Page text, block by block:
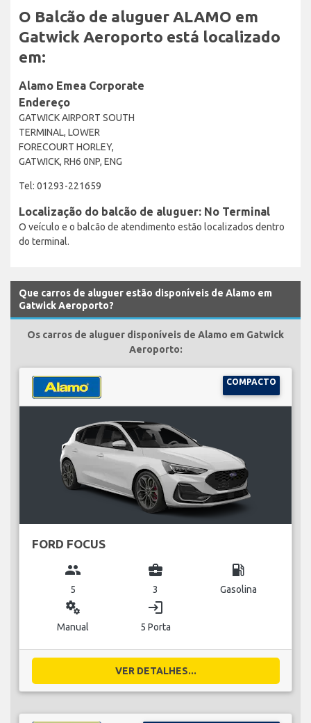
O Balcão de aluguer ALAMO em
Gatwick Aeroporto está localizado
em:
Alamo Emea Corporate
Endereço
GATWICK AIRPORT SOUTH
TERMINAL, LOWER
FORECOURT HORLEY,
GATWICK, RH6 0NP, ENG
Tel: 01293-221659
Localização do balcão de aluguer: No Terminal
O veículo e o balcão de atendimento estão localizados dentro
do terminal.
Que carros de aluguer estão disponíveis de Alamo em
Gatwick Aeroporto?
Os carros de aluguer disponíveis de Alamo em Gatwick
Aeroporto:
COMPACTO
FORD FOCUS
group
5
business_center
3
local_gas_station
Gasolina
miscellaneous_services
Manual
login
5 Porta
VER DETALHES...